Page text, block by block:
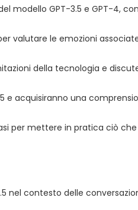
modello GPT-3.5 e GPT-4,
valutare le emozioni
della tecnologia e
e acquisiranno una
per mettere in pratica ciò
nel contesto delle